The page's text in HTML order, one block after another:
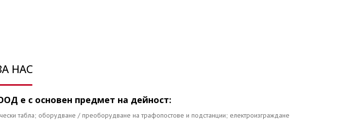
НАС
е с основен предмет на дейност:
табла; оборудване / преоборудване на трафопостове и подстанции; електроизграждане